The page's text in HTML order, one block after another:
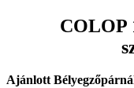
COLOP
Ajánlott